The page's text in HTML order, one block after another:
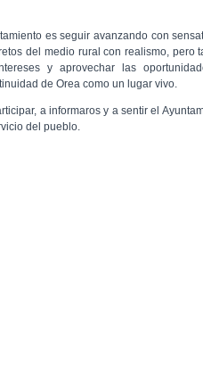
es seguir avanzando con
del medio rural con realismo, pero
y aprovechar las
de Orea como un lugar vivo.
a informaros y a sentir el
del pueblo.